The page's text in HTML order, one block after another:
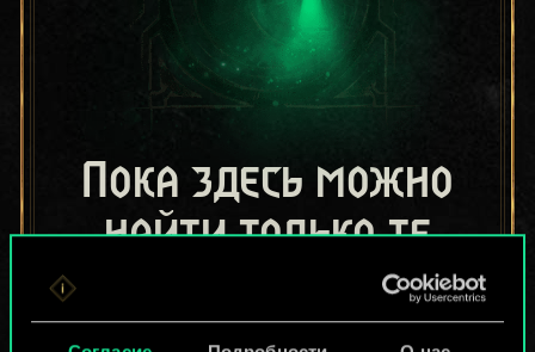
Пока здесь можно
найти только те
колоды, которыми
поделились другие